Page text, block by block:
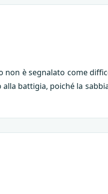
non è segnalato come
battigia, poiché la